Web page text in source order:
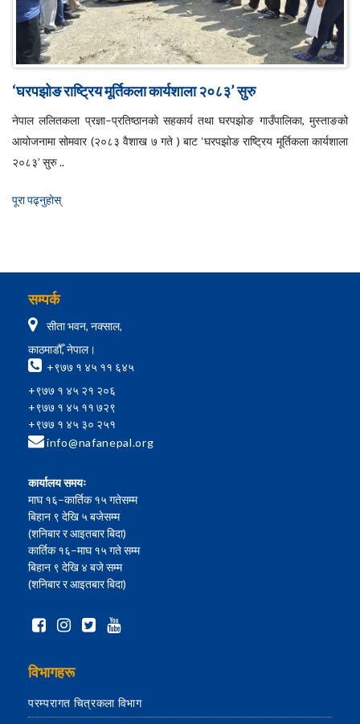
‘घरपझोङ राष्ट्रिय मूर्तिकला कार्यशाला २०८३’ सुरु
नेपाल ललितकला प्रज्ञा–प्रतिष्ठानको सहकार्य तथा घरपझोङ गाउँपालिका, मुस्ताङको
आयोजनामा सोमवार (२०८३ वैशाख ७ गते ) बाट ‘घरपझोङ राष्ट्रिय मूर्तिकला कार्यशाला
२०८३’ सुरु ..
पूरा पढ्नुहाेस्
सम्पर्क
सीता भवन, नक्साल,
काठमाडौँ, नेपाल।
+९७७ १ ४५ ११ ६४५
+९७७ १ ४५ २१ २०६
+९७७ १ ४५ ११ ७२९
+९७७ १ ४५ ३० २५१
info@nafanepal.org
कार्यालय समयः
माघ १६–कार्तिक १५ गतेसम्म
बिहान ९ देखि ५ बजेसम्म
(शनिबार र आइतबार बिदा)
कार्तिक १६–माघ १५ गते सम्म
बिहान ९ देखि ४ बजे सम्म
(शनिबार र आइतबार बिदा)
विभागहरू
परम्परागत चित्रकला विभाग